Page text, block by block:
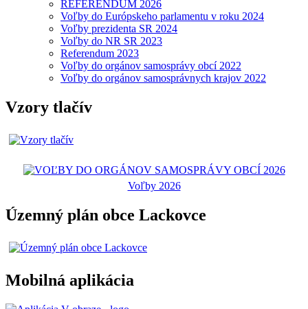
REFERENDUM 2026
Voľby do Európskeho parlamentu v roku 2024
Voľby prezidenta SR 2024
Voľby do NR SR 2023
Referendum 2023
Voľby do orgánov samosprávy obcí 2022
Voľby do orgánov samosprávnych krajov 2022
Vzory tlačív
Voľby 2026
Územný plán obce Lackovce
Mobilná aplikácia